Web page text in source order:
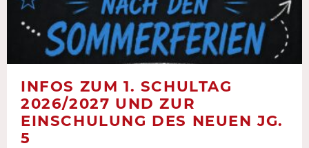
INFOS ZUM 1. SCHULTAG
2026/2027 UND ZUR
EINSCHULUNG DES NEUEN JG.
5